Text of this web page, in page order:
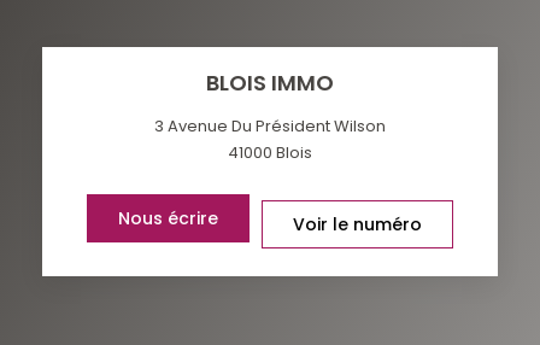
BLOIS IMMO
3 Avenue Du Président Wilson
41000 Blois
Nous écrire Voir le numéro